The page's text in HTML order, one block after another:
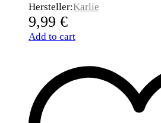
Hersteller:Karlie
9,99 €
Add to cart